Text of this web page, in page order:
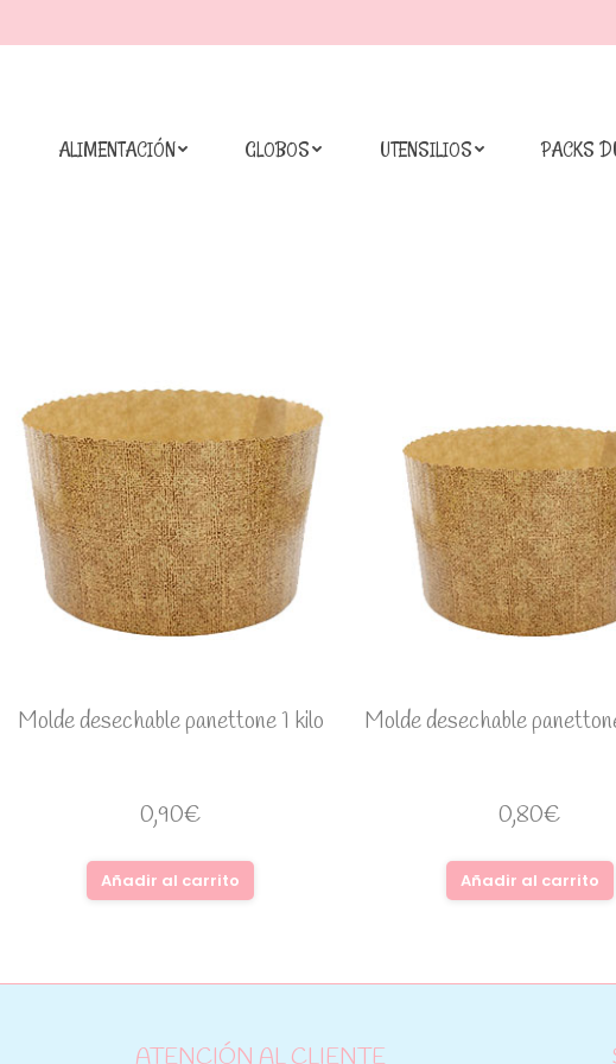
ALIMENTACIÓN GLOBOS UTENSILIOS PACKS
Molde desechable panettone 1 kilo
0,90€
Añadir al carrito
Molde desechable
0,80€
Añadir al carrito